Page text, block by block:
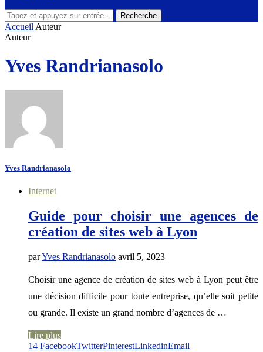
Recherche
Accueil Auteur
Auteur
Yves Randrianasolo
Yves Randrianasolo
Internet
Guide pour choisir une agences de
création de sites web à Lyon
parYves Randrianasolo avril 5, 2023
Choisir une agence de création de sites web à Lyon peut être
une décision difficile pour toute entreprise, qu’elle soit petite
ou grande. Il existe un grand nombre d’agences de …
Lire plus
14 FacebookTwitterPinterestLinkedinEmail